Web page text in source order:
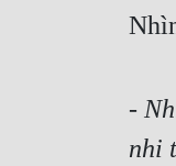
-
nhi